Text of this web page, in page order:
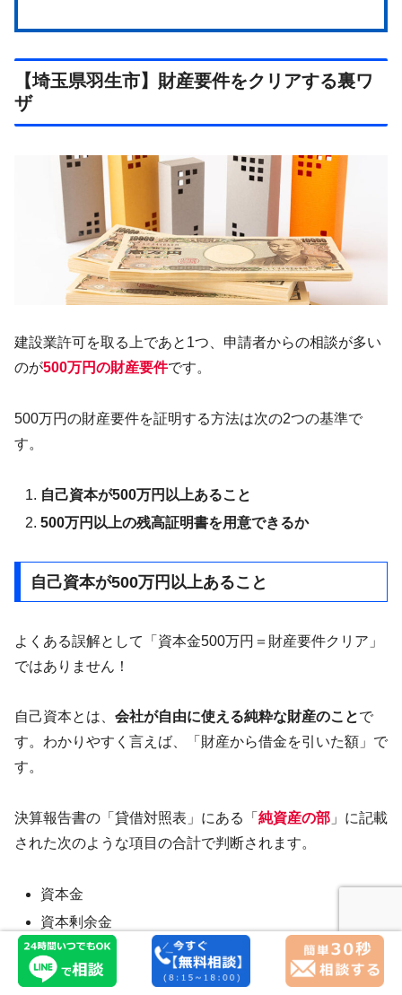
【埼玉県羽生市】財産要件をクリアする裏ワ
ザ
建設業許可を取る上であと1つ、申請者からの相談が多い
のが500万円の財産要件です。
500万円の財産要件を証明する方法は次の2つの基準で
す。
自己資本が500万円以上あること
500万円以上の残高証明書を用意できるか
自己資本が500万円以上あること
よくある誤解として「資本金500万円＝財産要件クリア」
ではありません！
自己資本とは、 会社が自由に使える純粋な財産のことで
す。わかりやすく言えば、「財産から借金を引いた額」で
す。
決算報告書の「貸借対照表」にある「 純資産の部 」に記載
された次のような項目の合計で判断されます。
資本金
資本剰余金
利益剰余金（繰越利益など）